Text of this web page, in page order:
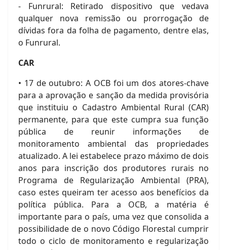
- Funrural: Retirado dispositivo que vedava
qualquer nova remissão ou prorrogação de
dívidas fora da folha de pagamento, dentre elas,
o Funrural.
CAR
• 17 de outubro: A OCB foi um dos atores-chave
para a aprovação e sanção da medida provisória
que instituiu o Cadastro Ambiental Rural (CAR)
permanente, para que este cumpra sua função
pública de reunir informações de
monitoramento ambiental das propriedades
atualizado. A lei estabelece prazo máximo de dois
anos para inscrição dos produtores rurais no
Programa de Regularização Ambiental (PRA),
caso estes queiram ter acesso aos benefícios da
política pública. Para a OCB, a matéria é
importante para o país, uma vez que consolida a
possibilidade de o novo Código Florestal cumprir
todo o ciclo de monitoramento e regularização